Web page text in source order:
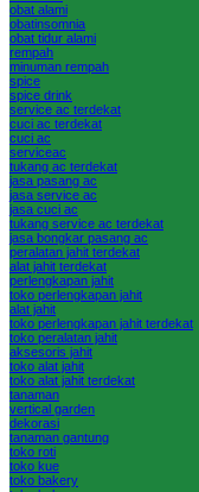
obat alami
obatinsomnia
obat tidur alami
rempah
minuman rempah
spice
spice drink
service ac terdekat
cuci ac terdekat
cuci ac
serviceac
tukang ac terdekat
jasa pasang ac
jasa service ac
jasa cuci ac
tukang service ac terdekat
jasa bongkar pasang ac
peralatan jahit terdekat
alat jahit terdekat
perlengkapan jahit
toko perlengkapan jahit
alat jahit
toko perlengkapan jahit terdekat
toko peralatan jahit
aksesoris jahit
toko alat jahit
toko alat jahit terdekat
tanaman
vertical garden
dekorasi
tanaman gantung
toko roti
toko kue
toko bakery